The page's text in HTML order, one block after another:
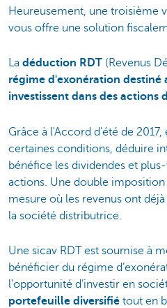
Heureusement, une troisième
vous offre une solution
La déduction RDT (Revenus
régime d'exonération destiné
investissent dans des actions
Grâce à l'Accord d'été de 2017,
certaines conditions, déduire
bénéfice les dividendes et
actions. Une double imposition
mesure où les revenus ont
la société distributrice.
Une sicav RDT est soumise à
bénéficier du régime
l’opportunité d’investir en
portefeuille diversifié tout en